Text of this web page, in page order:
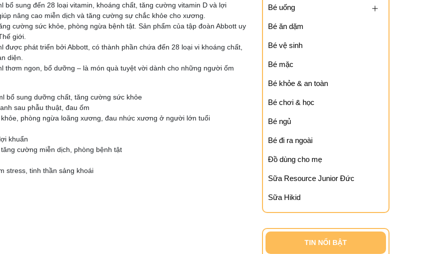
bổ sung đến 28 loại vitamin, khoáng chất, tăng cường vitamin D và lợi
nâng cao miễn dịch và tăng cường sự chắc khỏe cho xương.
cường sức khỏe, phòng ngừa bệnh tật. Sản phẩm của tập đoàn Abbott uy
giới.
phát triển bởi Abbott, có thành phần chứa đến 28 loại vi khoáng chất,
diện.
thơm ngon, bổ dưỡng – là món quà tuyệt vời dành cho những người ốm
bổ sung dưỡng chất, tăng cường sức khỏe
sau phẫu thuật, đau ốm
phòng ngừa loãng xương, đau nhức xương ở người lớn tuổi
khuẩn
cường miễn dịch, phòng bệnh tật
stress, tinh thần sảng khoái
Bé uống
Bé ăn dặm
Bé vệ sinh
Bé mặc
Bé khỏe & an toàn
Bé chơi & học
Bé ngủ
Bé đi ra ngoài
Đồ dùng cho mẹ
Sữa Resource Junior Đức
Sữa Hikid
TIN NỔI BẬT